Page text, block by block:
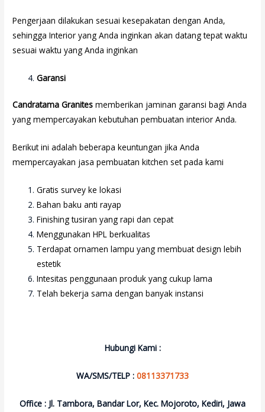
Pengerjaan dilakukan sesuai kesepakatan dengan Anda,
sehingga Interior yang Anda inginkan akan datang tepat waktu
sesuai waktu yang Anda inginkan
Garansi
Candratama Granites memberikan jaminan garansi bagi Anda
yang mempercayakan kebutuhan pembuatan interior Anda.
Berikut ini adalah beberapa keuntungan jika Anda
mempercayakan jasa pembuatan kitchen set pada kami
Gratis survey ke lokasi
Bahan baku anti rayap
Finishing tusiran yang rapi dan cepat
Menggunakan HPL berkualitas
Terdapat ornamen lampu yang membuat design lebih
estetik
Intesitas penggunaan produk yang cukup lama
Telah bekerja sama dengan banyak instansi
Hubungi Kami :
WA/SMS/TELP : 08113371733
Office : Jl. Tambora, Bandar Lor, Kec. Mojoroto, Kediri, Jawa